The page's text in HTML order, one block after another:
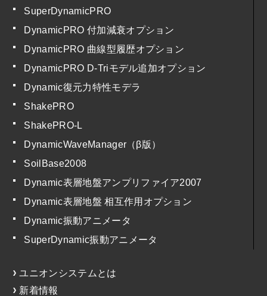
SuperDynamicPRO
DynamicPRO 付加減衰オプション
DynamicPRO 曲線型履歴オプション
DynamicPRO D-Triモデル追加オプション
Dynamic復元力特性モデラ
ShakePRO
ShakePRO-L
DynamicWaveManager（β版）
SoilBase2008
Dynamic表層地盤アンプリファイア2007
Dynamic表層地盤 相互作用オプション
Dynamic振動アニメータ
SuperDynamic振動アニメータ
ユニオンシステムとは
新着情報